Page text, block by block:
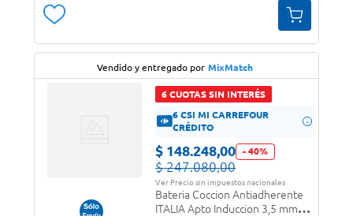
Vendido y entregado por MixMatch
6 CUOTAS SIN INTERÉS
6 CSI MI CARREFOUR
CRÉDITO
$ 148.248,00 -40%
$ 247.080,00
Ver Precio sin impuestos nacionales
Bateria Coccion Antiadherente
ITALIA Apto Induccion 3,5 mm